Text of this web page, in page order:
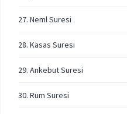
27. Neml Suresi
28. Kasas Suresi
29. Ankebut Suresi
30. Rum Suresi